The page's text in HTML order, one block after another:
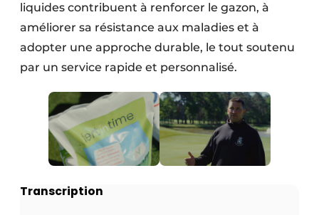
liquides contribuent à renforcer le gazon, à
améliorer sa résistance aux maladies et à
adopter une approche durable, le tout soutenu
par un service rapide et personnalisé.
Transcription